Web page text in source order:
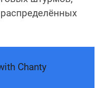
Chanty